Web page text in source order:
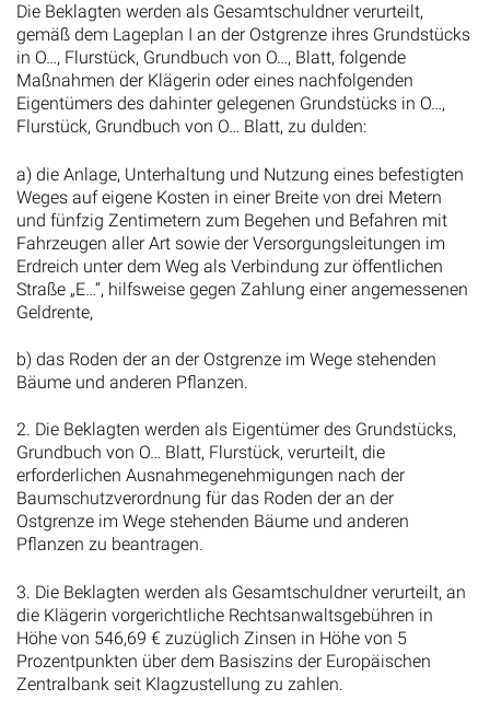
Die Beklagten werden als Gesamtschuldner verurteilt,
gemäß dem Lageplan I an der Ostgrenze ihres Grundstücks
in O…, Flurstück, Grundbuch von O…, Blatt, folgende
Maßnahmen der Klägerin oder eines nachfolgenden
Eigentümers des dahinter gelegenen Grundstücks in O…,
Flurstück, Grundbuch von O… Blatt, zu dulden:
a) die Anlage, Unterhaltung und Nutzung eines befestigten
Weges auf eigene Kosten in einer Breite von drei Metern
und fünfzig Zentimetern zum Begehen und Befahren mit
Fahrzeugen aller Art sowie der Versorgungsleitungen im
Erdreich unter dem Weg als Verbindung zur öffentlichen
Straße „E…“, hilfsweise gegen Zahlung einer angemessenen
Geldrente,
b) das Roden der an der Ostgrenze im Wege stehenden
Bäume und anderen Pflanzen.
2. Die Beklagten werden als Eigentümer des Grundstücks,
Grundbuch von O… Blatt, Flurstück, verurteilt, die
erforderlichen Ausnahmegenehmigungen nach der
Baumschutzverordnung für das Roden der an der
Ostgrenze im Wege stehenden Bäume und anderen
Pflanzen zu beantragen.
3. Die Beklagten werden als Gesamtschuldner verurteilt, an
die Klägerin vorgerichtliche Rechtsanwaltsgebühren in
Höhe von 546,69 € zuzüglich Zinsen in Höhe von 5
Prozentpunkten über dem Basiszins der Europäischen
Zentralbank seit Klagzustellung zu zahlen.